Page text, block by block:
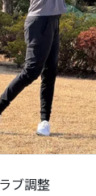
ブ調整